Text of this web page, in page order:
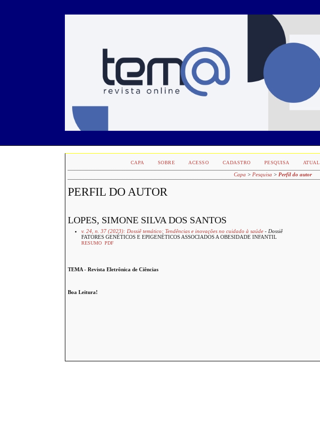
CAPA SOBRE ACESSO CADASTRO PESQUISA ATUAL
Capa > Pesquisa > Perfil do autor
PERFIL DO AUTOR
LOPES, SIMONE SILVA DOS SANTOS
v. 24, n. 37 (2023): Dossiê temático: Tendências e inovações no cuidado à saúde - Dossiê
FATORES GENÉTICOS E EPIGENÉTICOS ASSOCIADOS A OBESIDADE INFANTIL
RESUMO PDF
TEMA - Revista Eletrônica de Ciências
Boa Leitura!